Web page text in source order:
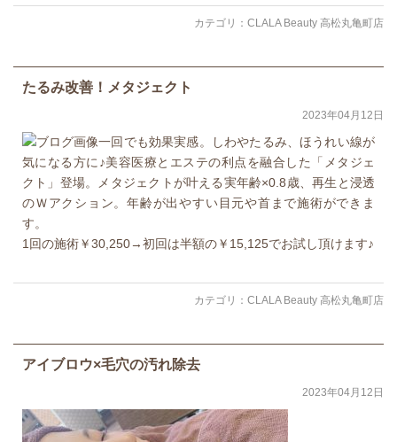
カテゴリ： CLALA Beauty 高松丸亀町店
たるみ改善！メタジェクト
2023年04月12日
一回でも効果実感。しわやたるみ、ほうれい線が
気になる方に♪美容医療とエステの利点を融合した「メタジェ
クト」登場。メタジェクトが叶える実年齢×0.8歳、再生と浸透
のＷアクション。年齢が出やすい目元や首まで施術ができま
す。
1回の施術￥30,250→初回は半額の￥15,125でお試し頂けます♪
カテゴリ： CLALA Beauty 高松丸亀町店
アイブロウ×毛穴の汚れ除去
2023年04月12日